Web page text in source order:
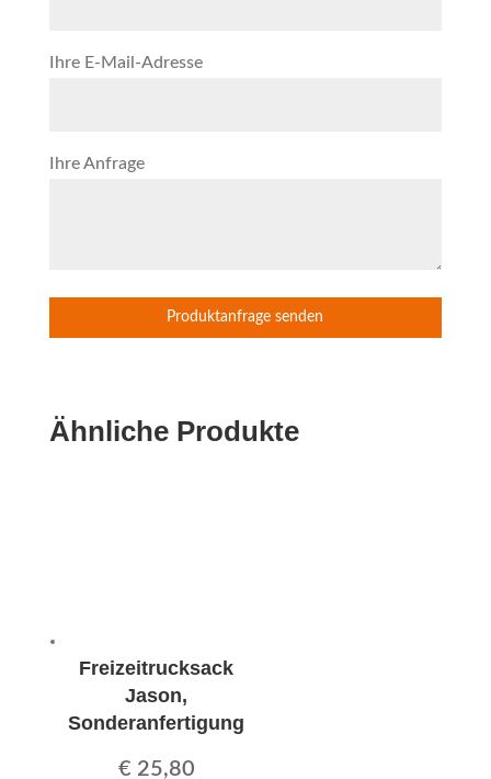
Ihre E-Mail-Adresse
Ihre Anfrage
Ähnliche Produkte
Freizeitrucksack
Jason,
Sonderanfertigung
€ 25,80